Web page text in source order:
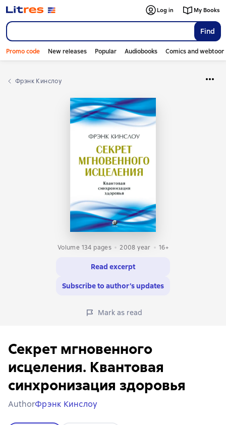
Find
Log in My Books
Promo code New releases Popular Audiobooks Comics and
Фрэнк Кинслоу
Volume 134 pages 2008 year 16+
Read excerpt
Subscribe to author’s updates
Mark as read
Секрет мгновенного
исцеления. Квантовая
синхронизация здоровья
AuthorФрэнк Кинслоу